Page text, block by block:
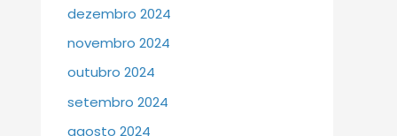
dezembro 2024
novembro 2024
outubro 2024
setembro 2024
agosto 2024